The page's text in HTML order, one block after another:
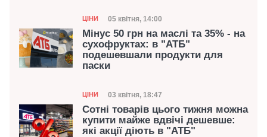
Категорія
ЦІНИ Дата публікації
05 квітня, 14:00
Мінус 50 грн на маслі та 35% - на
сухофруктах: в "АТБ"
подешевшали продукти для
паски
Категорія
ЦІНИ Дата публікації
03 квітня, 18:47
Сотні товарів цього тижня можна
купити майже вдвічі дешевше:
які акції діють в "АТБ"